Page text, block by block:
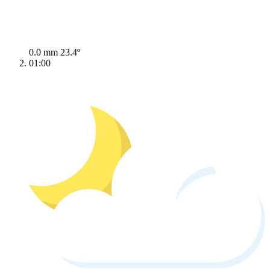
0.0 mm 23.4º
01:00